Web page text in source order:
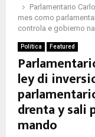
Parlamentario
mes como
controla e gobierno
Politica Featured
ley di
drenta y sali
mando